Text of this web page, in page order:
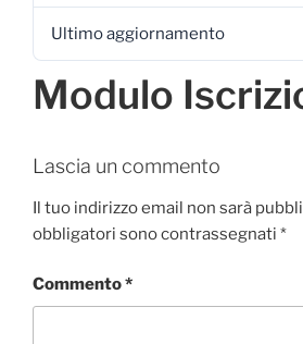
Ultimo aggiornamento
Modulo
Lascia un commento
Il tuo indirizzo email non sarà
obbligatori sono contrassegnati *
Commento*